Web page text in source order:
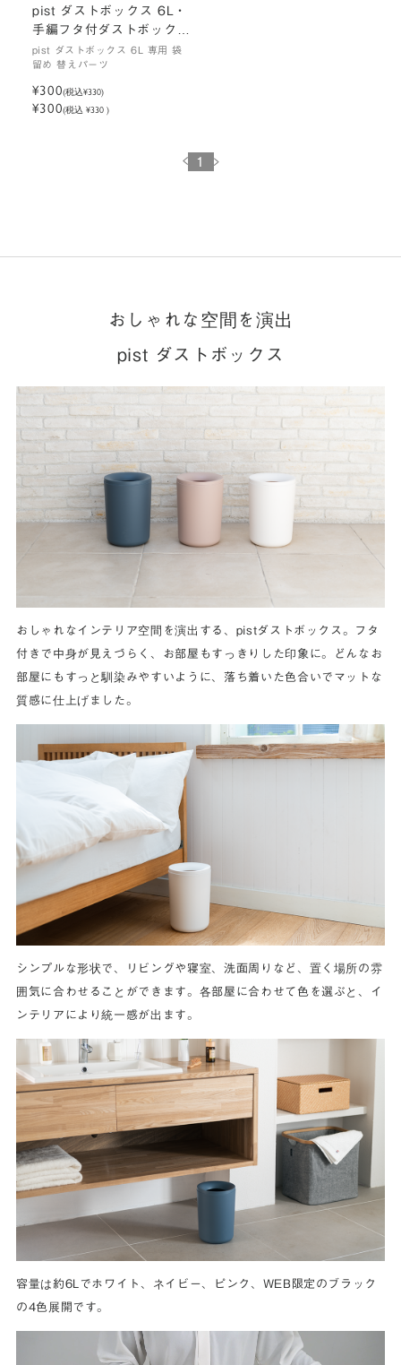
pist ダストボックス 6L・
手編フタ付ダストボックス
用 袋留め
pist ダストボックス 6L 専用 袋
留め 替えパーツ
¥300(税込¥330)
¥300(税込 ¥330 )
1
おしゃれな空間を演出
pist ダストボックス
おしゃれなインテリア空間を演出する、pistダストボックス。フタ
付きで中身が見えづらく、お部屋もすっきりした印象に。どんなお
部屋にもすっと馴染みやすいように、落ち着いた色合いでマットな
質感に仕上げました。
シンプルな形状で、リビングや寝室、洗面周りなど、置く場所の雰
囲気に合わせることができます。各部屋に合わせて色を選ぶと、イ
ンテリアにより統一感が出ます。
容量は約6Lでホワイト、ネイビー、ピンク、WEB限定のブラック
の4色展開です。